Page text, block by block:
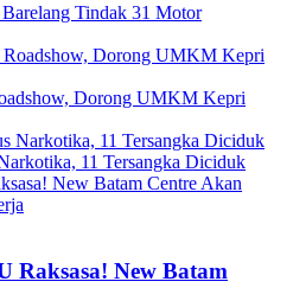
Tindak 31 Motor
Dorong UMKM Kepri
11 Tersangka Diciduk
Raksasa! New Batam